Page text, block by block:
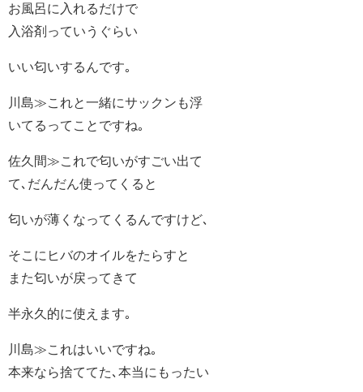
お風呂に入れるだけで
入浴剤っていうぐらい
いい匂いするんです｡
川島≫これと一緒にサックンも浮
いてるってことですね｡
佐久間≫これで匂いがすごい出て
て､だんだん使ってくると
匂いが薄くなってくるんですけど､
そこにヒバのオイルをたらすと
また匂いが戻ってきて
半永久的に使えます｡
川島≫これはいいですね｡
本来なら捨ててた､本当にもったい